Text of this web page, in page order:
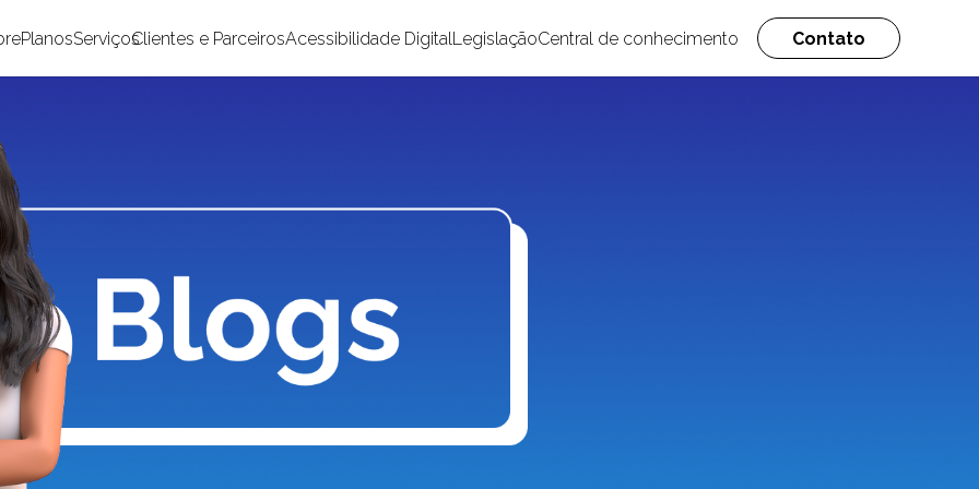
PlanosServiçosClientes e ParceirosAcessibilidade DigitalLegislaçãoCentral de conhecimento Contato